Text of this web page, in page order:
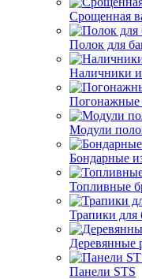
Срощенная
Полок для
Наличники
Погонажные
Модули
Бондарные
Топливные
Трапики для
Деревянные
Панели STS